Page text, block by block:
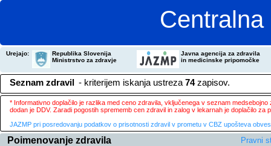
Urejajo:
Republika Slovenija
Ministrstvo za zdravje
Javna agencija za zdravila
in medicinske pripomočke
Seznam zdravil - kriterijem iskanja ustreza 74zapisov.
* Informativno doplačilo je razlika med ceno zdravila, vključenega v seznam
dodan je DDV. Zaradi pogostih sprememb cen zdravil in zalog v lekarnah je doplačilo
JAZMP pri posredovanju podatkov o prisotnosti zdravil v prometu v CBZ upošteva
Poimenovanje zdravila
Pravni